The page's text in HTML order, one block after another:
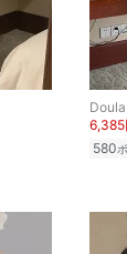
6,385
580